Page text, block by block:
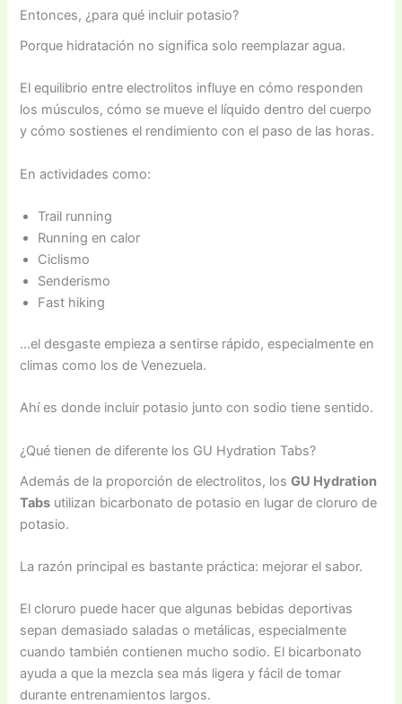
Entonces, ¿para qué incluir potasio?
Porque hidratación no significa solo reemplazar agua.
El equilibrio entre electrolitos influye en cómo responden
los músculos, cómo se mueve el líquido dentro del cuerpo
y cómo sostienes el rendimiento con el paso de las horas.
En actividades como:
Trail running
Running en calor
Ciclismo
Senderismo
Fast hiking
…el desgaste empieza a sentirse rápido, especialmente en
climas como los de Venezuela.
Ahí es donde incluir potasio junto con sodio tiene sentido.
¿Qué tienen de diferente los GU Hydration Tabs?
Además de la proporción de electrolitos, losGU Hydration
Tabs utilizan bicarbonato de potasio en lugar de cloruro de
potasio.
La razón principal es bastante práctica: mejorar el sabor.
El cloruro puede hacer que algunas bebidas deportivas
sepan demasiado saladas o metálicas, especialmente
cuando también contienen mucho sodio. El bicarbonato
ayuda a que la mezcla sea más ligera y fácil de tomar
durante entrenamientos largos.